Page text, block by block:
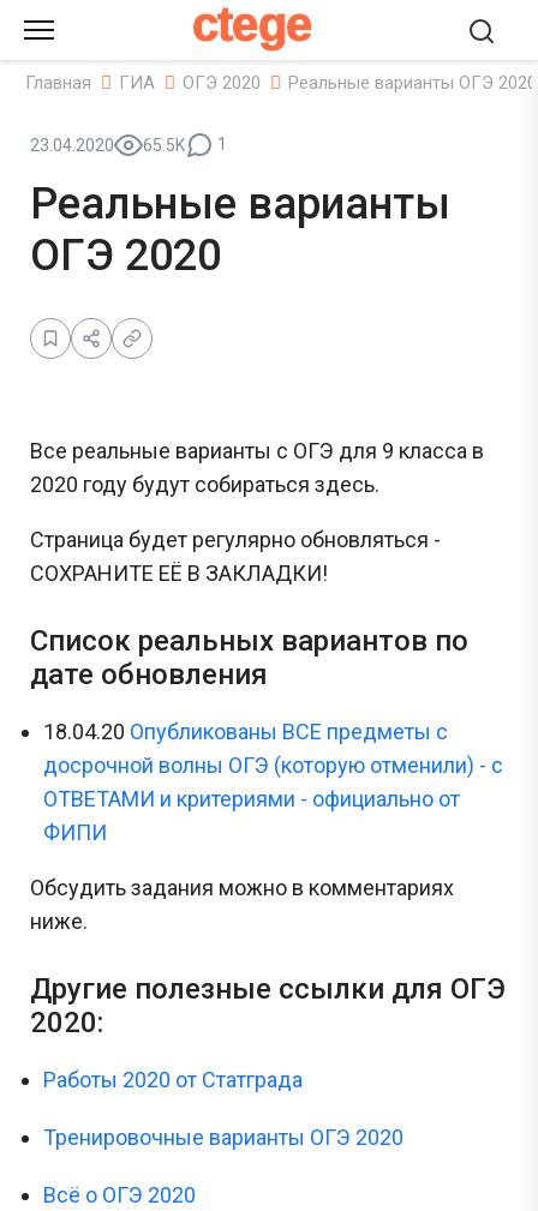
ctege
Главная ГИА ОГЭ 2020 Реальные варианты ОГЭ 2020
23.04.2020 65.5K 1
Реальные варианты
ОГЭ 2020
Все реальные варианты с ОГЭ для 9 класса в
2020 году будут собираться здесь.
Страница будет регулярно обновляться -
СОХРАНИТЕ ЕЁ В ЗАКЛАДКИ!
Список реальных вариантов по
дате обновления
18.04.20 Опубликованы ВСЕ предметы с
досрочной волны ОГЭ (которую отменили) - с
ОТВЕТАМИ и критериями - официально от
ФИПИ
Обсудить задания можно в комментариях
ниже.
Другие полезные ссылки для ОГЭ
2020:
Работы 2020 от Статграда
Тренировочные варианты ОГЭ 2020
Всё о ОГЭ 2020